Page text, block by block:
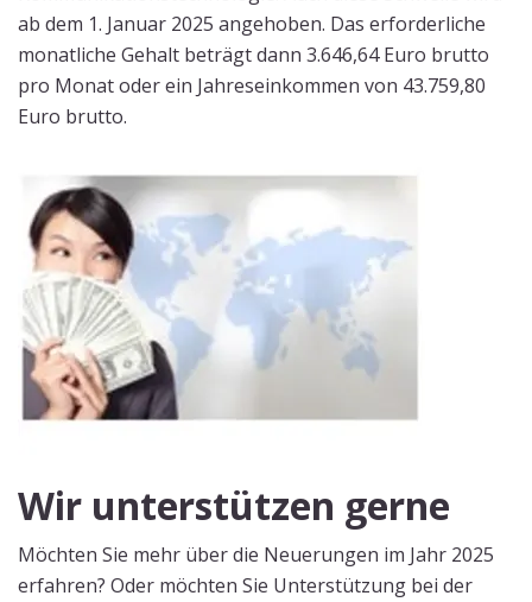
ab dem 1. Januar 2025 angehoben. Das erforderliche
monatliche Gehalt beträgt dann 3.646,64 Euro brutto
pro Monat oder ein Jahreseinkommen von 43.759,80
Euro brutto.
Wir unterstützen gerne
Möchten Sie mehr über die Neuerungen im Jahr 2025
erfahren? Oder möchten Sie Unterstützung bei der